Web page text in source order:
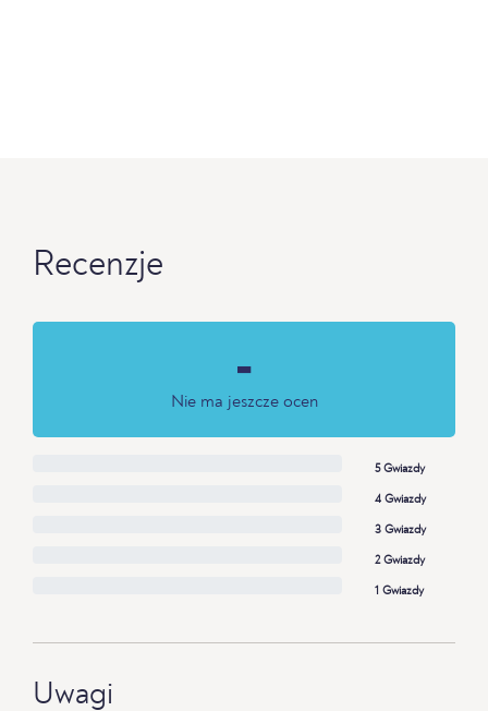
Recenzje
-
Nie ma jeszcze ocen
5 Gwiazdy
4 Gwiazdy
3 Gwiazdy
2 Gwiazdy
1 Gwiazdy
Uwagi